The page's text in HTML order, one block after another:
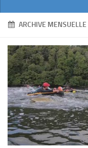
ACTUALITES
INFOS CNV
Bienvenue
Contacts
Documents utiles
Encadrement
Historique
ARCHIVE MENSUELLE